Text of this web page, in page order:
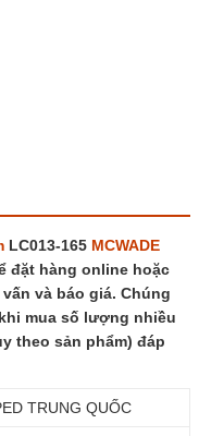
LC013-165 MCWADE
đặt hàng online hoặc
và báo giá. Chúng
mua số lượng nhiều
theo sản phẩm) đáp
TRUNG QUỐC